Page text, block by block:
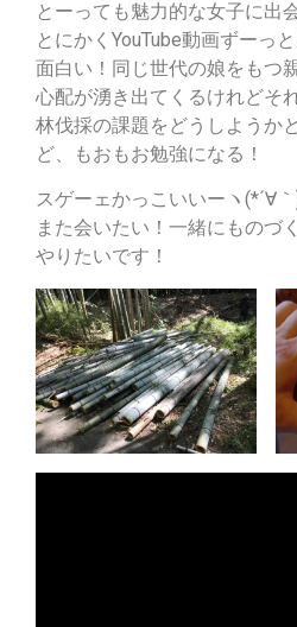
とーっても魅力的な女子に出
とにかくYouTube動画ずーっ
面白い！同じ世代の娘をもつ
心配が湧き出てくるけれどそ
林伐採の課題をどうしようか
ど、もおもお勉強になる！
スゲーェかっこいいーヽ(*´∀｀
また会いたい！一緒にものづ
やりたいです！